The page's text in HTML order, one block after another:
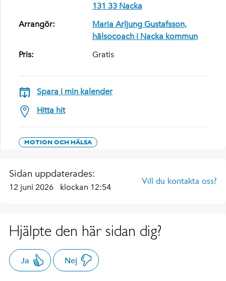
131 33 Nacka
Arrangör:
Maria Arljung Gustafsson,
hälsocoach i Nacka kommun
Pris:
Gratis
Spara i min kalender
Hitta hit
MOTION OCH HÄLSA
Sidan uppdaterades:
12 juni 2026 klockan 12:54
Vill du kontakta oss?
Hjälpte den här sidan dig?
Ja Nej